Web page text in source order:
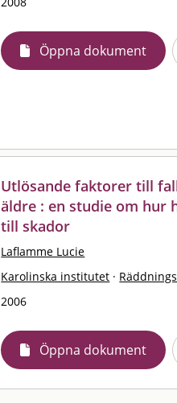
Öppna dokument
Utlösande faktorer till
äldre : en studie om hur
till skador
Laflamme Lucie
Karolinska institutet ·
2006
Öppna dokument